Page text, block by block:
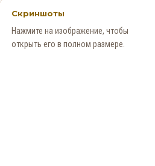
Скриншоты
Нажмите на изображение, чтобы
открыть его в полном размере.